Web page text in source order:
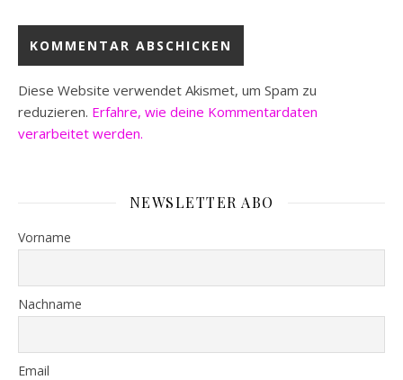
Diese Website verwendet Akismet, um Spam zu
reduzieren. Erfahre, wie deine Kommentardaten
verarbeitet werden.
NEWSLETTER ABO
Vorname
Nachname
Email